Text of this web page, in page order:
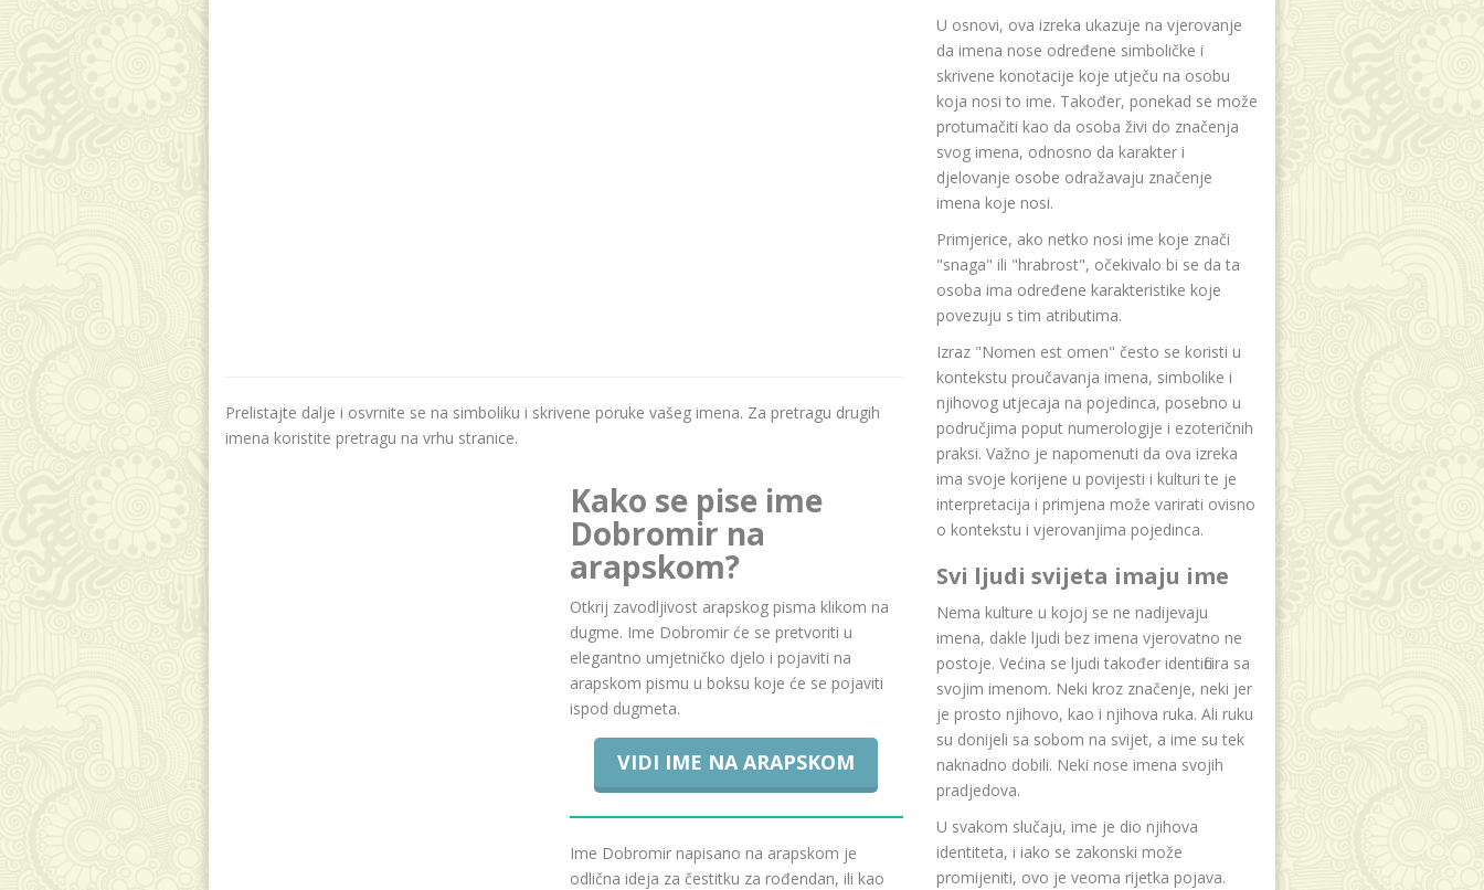
Prelistajte dalje i osvrnite se na simboliku i skrivene poruke vašeg imena. Za pretragu drugih
imena koristite pretragu na vrhu stranice.
Kako se pise ime
Dobromir na
arapskom?
Otkrij zavodljivost arapskog pisma klikom na
dugme. Ime Dobromir će se pretvoriti u
elegantno umjetničko djelo i pojaviti na
arapskom pismu u boksu koje će se pojaviti
ispod dugmeta.
VIDI IME NA ARAPSKOM
Ime Dobromir napisano na arapskom je
odlična ideja za čestitku za rođendan, ili kao
U osnovi, ova izreka ukazuje na vjerovanje
da imena nose određene simboličke i
skrivene konotacije koje utječu na osobu
koja nosi to ime. Također, ponekad se može
protumačiti kao da osoba živi do značenja
svog imena, odnosno da karakter i
djelovanje osobe odražavaju značenje
imena koje nosi.
Primjerice, ako netko nosi ime koje znači
"snaga" ili "hrabrost", očekivalo bi se da ta
osoba ima određene karakteristike koje
povezuju s tim atributima.
Izraz "Nomen est omen" često se koristi u
kontekstu proučavanja imena, simbolike i
njihovog utjecaja na pojedinca, posebno u
područjima poput numerologije i ezoteričnih
praksi. Važno je napomenuti da ova izreka
ima svoje korijene u povijesti i kulturi te je
interpretacija i primjena može varirati ovisno
o kontekstu i vjerovanjima pojedinca.
Svi ljudi svijeta imaju ime
Nema kulture u kojoj se ne nadijevaju
imena, dakle ljudi bez imena vjerovatno ne
postoje. Većina se ljudi također identificira sa
svojim imenom. Neki kroz značenje, neki jer
je prosto njihovo, kao i njihova ruka. Ali ruku
su donijeli sa sobom na svijet, a ime su tek
naknadno dobili. Neki nose imena svojih
pradjedova.
U svakom slučaju, ime je dio njihova
identiteta, i iako se zakonski može
promijeniti, ovo je veoma rijetka pojava.